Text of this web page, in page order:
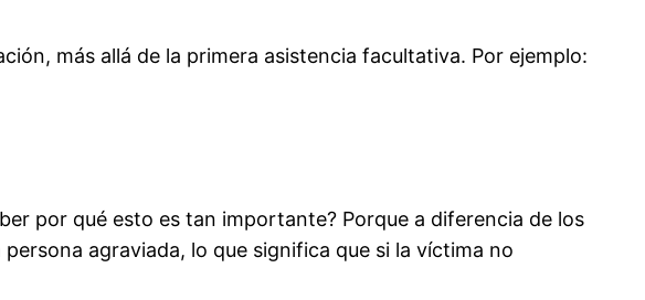
más allá de la primera asistencia facultativa. Por ejemplo:
por qué esto es tan importante? Porque a diferencia de los
agraviada, lo que significa que si la víctima no